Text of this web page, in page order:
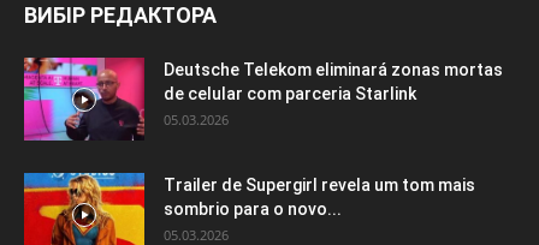
ВИБІР РЕДАКТОРА
Deutsche Telekom eliminará zonas mortas
de celular com parceria Starlink
05.03.2026
Trailer de Supergirl revela um tom mais
sombrio para o novo...
05.03.2026